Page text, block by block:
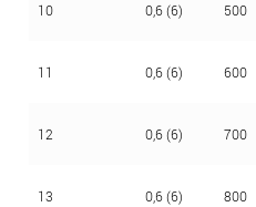
10 0,6 (6) 500
11 0,6 (6) 600
12 0,6 (6) 700
13 0,6 (6) 800